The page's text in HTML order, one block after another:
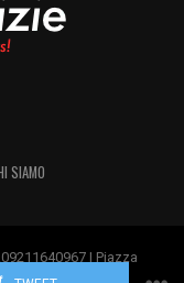
SIAMO
| Piazza